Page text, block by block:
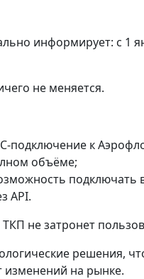
информирует: с 1
не меняется.
подключение к
объёме;
API.
не затронет
решения,
на рынке.